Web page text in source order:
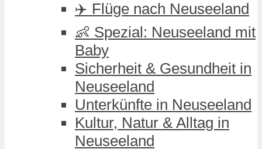
✈️ Flüge nach Neuseeland
👶 Spezial: Neuseeland mit
Baby
Sicherheit & Gesundheit in
Neuseeland
Unterkünfte in Neuseeland
Kultur, Natur & Alltag in
Neuseeland